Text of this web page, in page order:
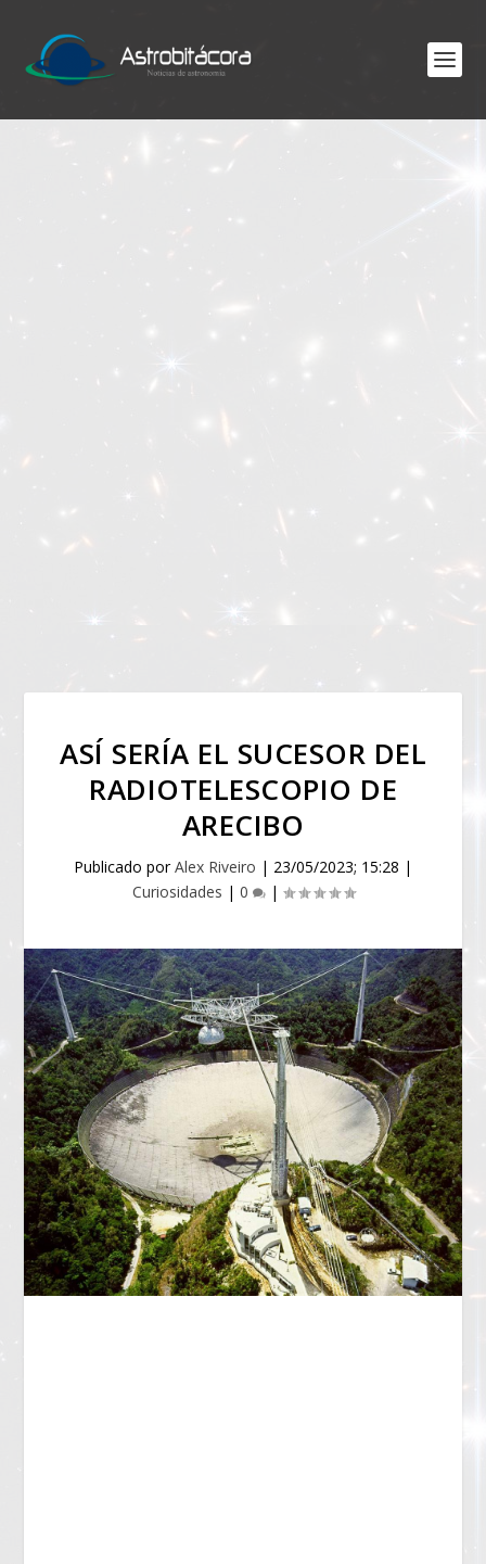
ASÍ SERÍA EL SUCESOR DEL
RADIOTELESCOPIO DE
ARECIBO
Publicado porAlex Riveiro | 23/05/2023; 15:28 |
Curiosidades | 0 |